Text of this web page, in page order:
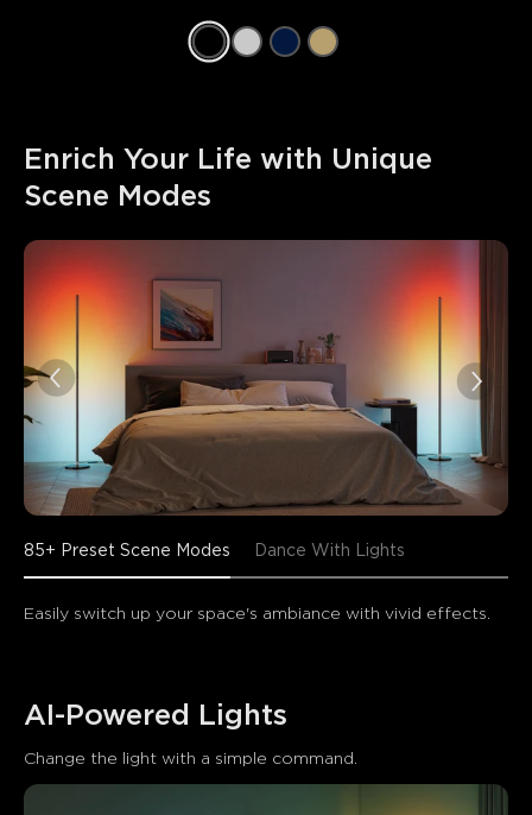
Enrich Your Life with Unique
Scene Modes
85+ Preset Scene Modes Dance With Lights
Easily switch up your space's ambiance with vivid effects.
AI-Powered Lights
Change the light with a simple command.